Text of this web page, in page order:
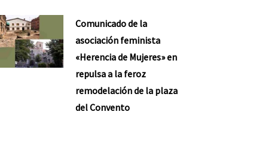
Comunicado de la
asociación feminista
«Herencia de Mujeres» en
repulsa a la feroz
remodelación de la plaza
del Convento